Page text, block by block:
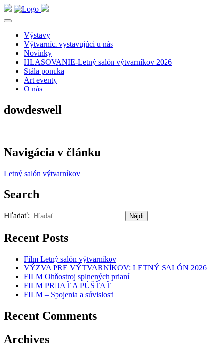
Výstavy
Výtvarníci vystavujúci u nás
Novinky
HLASOVANIE-Letný salón výtvarníkov 2026
Stála ponuka
Art eventy
O nás
dowdeswell
Navigácia v článku
Letný salón výtvarníkov
Search
Hľadať:
Recent Posts
Film Letný salón výtvarníkov
VÝZVA PRE VÝTVARNÍKOV: LETNÝ SALÓN 2026
FILM Ohňostroj splnených prianí
FILM PRIJAŤ A PÚŠŤAŤ
FILM – Spojenia a súvislosti
Recent Comments
Archives